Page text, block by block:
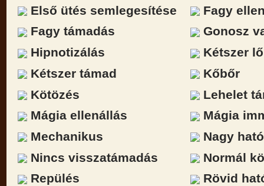
Első ütés semlegesítése
Fagy
Fagy támadás
Gonosz
Hipnotizálás
Kétszer lő
Kétszer támad
Kőbőr
Kötözés
Lehelet
Mágia ellenállás
Mágia
Mechanikus
Nagy
Nincs visszatámadás
Normál
Repülés
Rövid